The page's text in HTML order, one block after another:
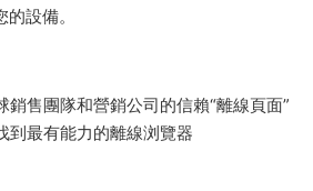
設備。
銷售團隊和營銷公司的信賴“離線頁面”
到最有能力的離線浏覽器